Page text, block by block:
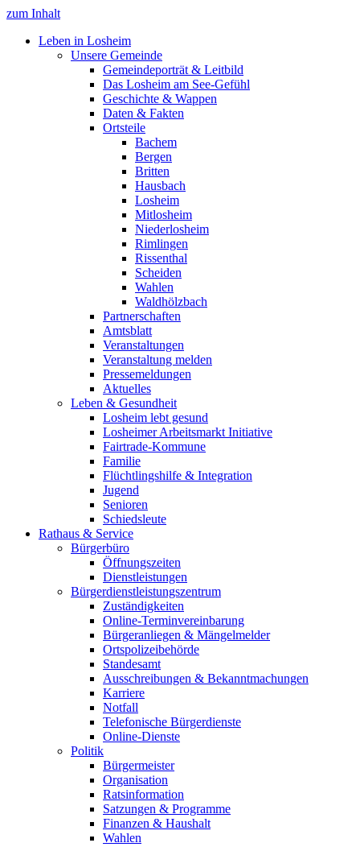
zum Inhalt
Leben in Losheim
Unsere Gemeinde
Gemeindeporträt & Leitbild
Das Losheim am See-Gefühl
Geschichte & Wappen
Daten & Fakten
Ortsteile
Bachem
Bergen
Britten
Hausbach
Losheim
Mitlosheim
Niederlosheim
Rimlingen
Rissenthal
Scheiden
Wahlen
Waldhölzbach
Partnerschaften
Amtsblatt
Veranstaltungen
Veranstaltung melden
Pressemeldungen
Aktuelles
Leben & Gesundheit
Losheim lebt gesund
Losheimer Arbeitsmarkt Initiative
Fairtrade-Kommune
Familie
Flüchtlingshilfe & Integration
Jugend
Senioren
Schiedsleute
Rathaus & Service
Bürgerbüro
Öffnungszeiten
Dienstleistungen
Bürgerdienstleistungszentrum
Zuständigkeiten
Online-Terminvereinbarung
Bürgeranliegen & Mängelmelder
Ortspolizeibehörde
Standesamt
Ausschreibungen & Bekanntmachungen
Karriere
Notfall
Telefonische Bürgerdienste
Online-Dienste
Politik
Bürgermeister
Organisation
Ratsinformation
Satzungen & Programme
Finanzen & Haushalt
Wahlen